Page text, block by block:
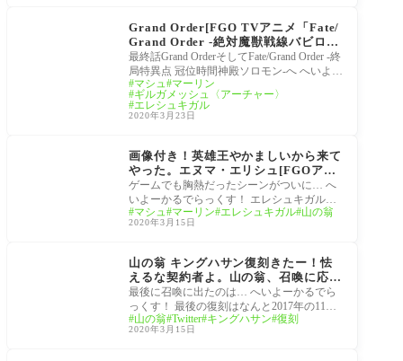
Grand Order[FGO TVアニメ「Fate/
Grand Order -絶対魔獣戦線バビロニ
ア-」Episode 21 Twitterまとめ
最終話Grand OrderそしてFate/Grand Order -終
局特異点 冠位時間神殿ソロモン-へ へいよー
かるでらっくす！ 感動醒めやらぬままソロ
モンへ。
マシュ マーリン
ギルガメッシュ〈アーチャー〉
エレシュキガル
2020年3月23日
画像付き！英雄王やかましいから来て
やった。エヌマ・エリシュ[FGOアニ
メ Fate/Grand Order -絶対魔獣戦線
バビロニア-]エレシュキガル…Episod
e20まとめ
ゲームでも胸熱だったシーンがついに… へ
いよーかるでらっくす！ エレシュキガル…
そして英雄王がやはりカッコいいゲームで
もこ
マシュ マーリン エレシュキガル 山の翁
2020年3月15日
山の翁 キングハサン復刻きたー！怯
えるな契約者よ。山の翁、召喚に応
じ、姿を晒した。[FGO TVアニメ「F
ate/Grand Order -絶対魔獣戦線バビ
ロニア-」放送記念キャンペーン 第4
弾 ピックアップ召喚]召喚に成功した
最後に召喚に出たのは… へいよーかるでら
っくす！ 最後の復刻はなんと2017年の11
月…長かった！ バビロニアアニメのクライ
マックス
山の翁 Twitter キングハサン 復刻
2020年3月15日